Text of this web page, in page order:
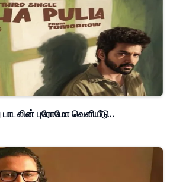
புரோமோ வெளியீடு..